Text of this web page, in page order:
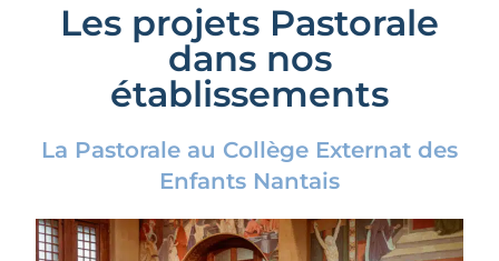
Les projets Pastorale
dans nos
établissements
La Pastorale au Collège Externat des
Enfants Nantais